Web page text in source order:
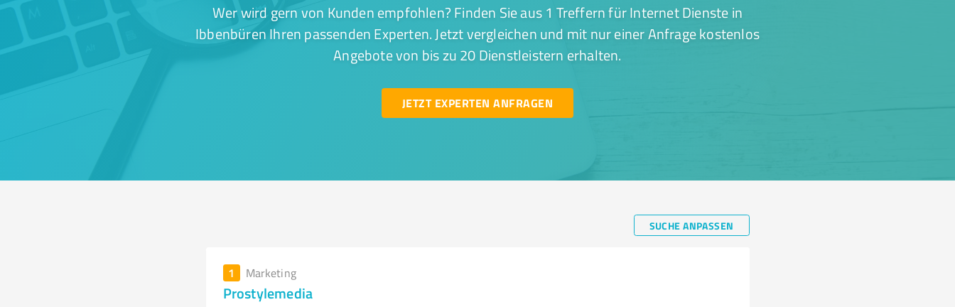
Wer wird gern von Kunden empfohlen? Finden Sie aus 1 Treffern für Internet Dienste in
Ibbenbüren Ihren passenden Experten. Jetzt vergleichen und mit nur einer Anfrage kostenlos
Angebote von bis zu 20 Dienstleistern erhalten.
JETZT EXPERTEN ANFRAGEN
SUCHE ANPASSEN
1 Marketing
Prostylemedia